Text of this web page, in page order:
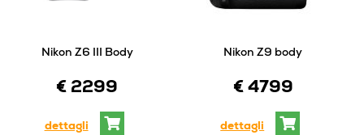
Nikon Z6 III Body
€ 2299
dettagli
Nikon Z9 body
€ 4799
dettagli